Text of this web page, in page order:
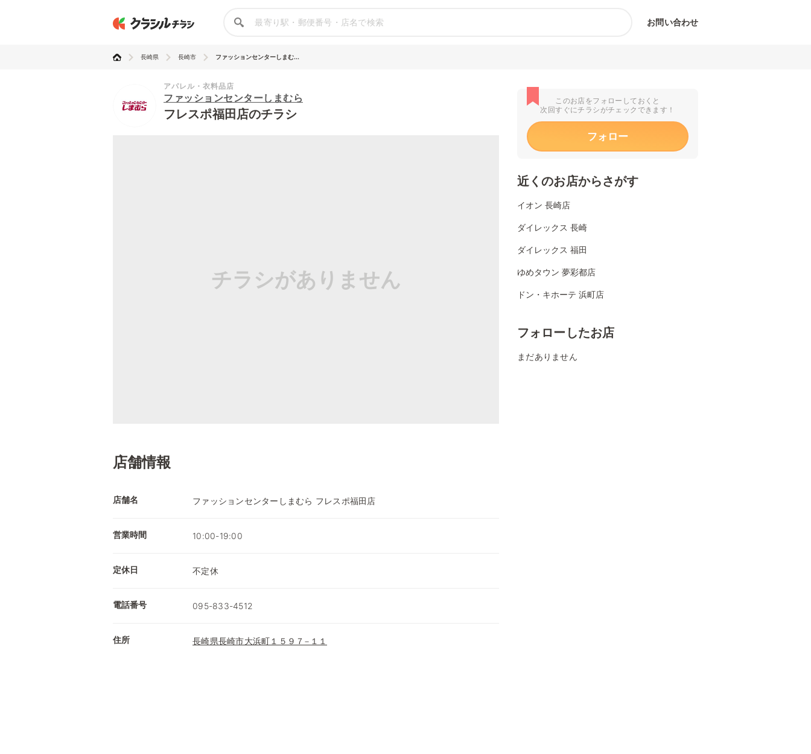
お問い合わせ
長崎県 長崎市 ファッションセンターしまむ...
アパレル・衣料品店
ファッションセンターしまむら
フレスポ福田店のチラシ
チラシがありません
店舗情報
店舗名 ファッションセンターしまむら フレスポ福田店
営業時間 10:00-19:00
定休日 不定休
電話番号 095-833-4512
住所 長崎県長崎市大浜町１５９７−１１
このお店をフォローしておくと
次回すぐにチラシがチェックできます！
フォロー
近くのお店からさがす
イオン 長崎店
ダイレックス 長崎
ダイレックス 福田
ゆめタウン 夢彩都店
ドン・キホーテ 浜町店
フォローしたお店
まだありません